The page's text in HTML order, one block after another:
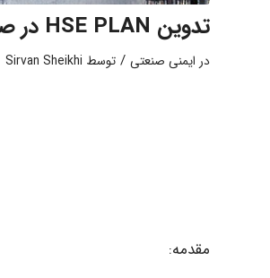
تدوین HSE PLAN در صنعت فولاد
در ایمنی صنعتی / توسط Sirvan Sheikhi
مقدمه: